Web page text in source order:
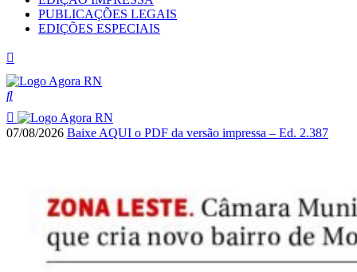
PUBLICAÇÕES LEGAIS
EDIÇÕES ESPECIAIS
07/08/2026 Baixe AQUI o PDF da versão impressa – Ed. 2.387